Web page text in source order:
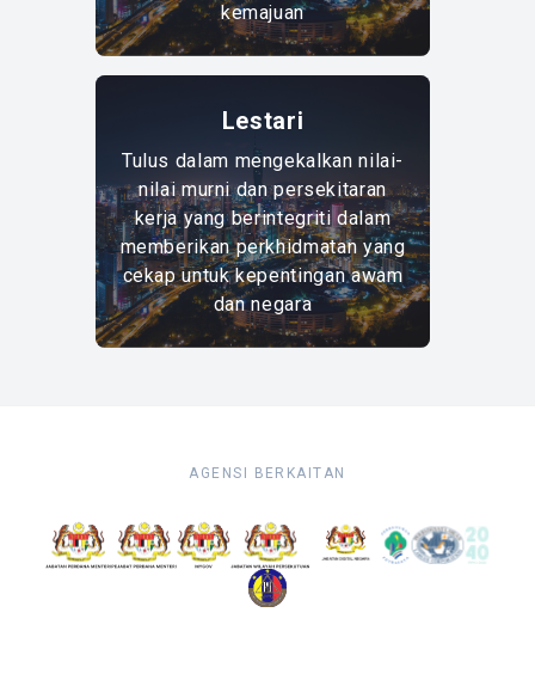
kemajuan
L
Lestari
Tulus dalam mengekalkan nilai-
nilai murni dan persekitaran
kerja yang berintegriti dalam
memberikan perkhidmatan yang
cekap untuk kepentingan awam
dan negara
AGENSI BERKAITAN